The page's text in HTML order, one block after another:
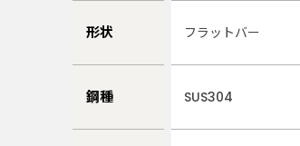
形状 フラットバー
鋼種 SUS304